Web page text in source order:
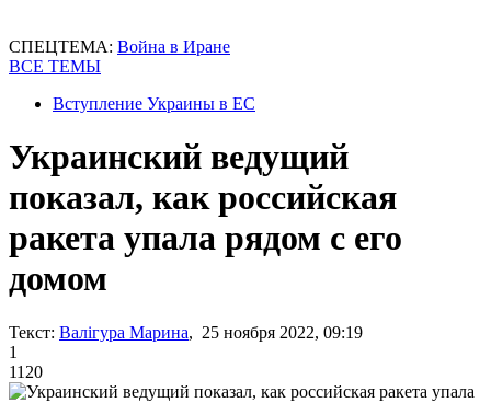
СПЕЦТЕМА: Война в Иране
ВСЕ ТЕМЫ
Вступление Украины в ЕС
Украинский ведущий
показал, как российская
ракета упала рядом с его
домом
Текст: Валігура Марина, 25 ноября 2022, 09:19
1
1120